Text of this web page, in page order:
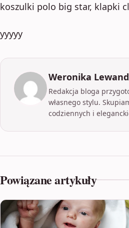
koszulki polo big star, klapki
yyyyy
Weronika
Redakcja bloga
własnego stylu.
codziennych i
Powiązane artykuły